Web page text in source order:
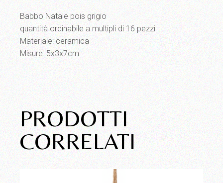
Babbo Natale pois grigio
quantità ordinabile a multipli di 16 pezzi
Materiale: ceramica
Misure: 5x3x7cm
PRODOTTI
CORRELATI